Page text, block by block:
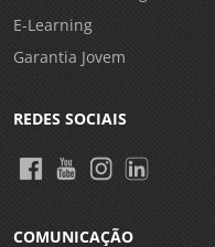
E-Learning
Garantia Jovem
REDES SOCIAIS
COMUNICAÇÃO